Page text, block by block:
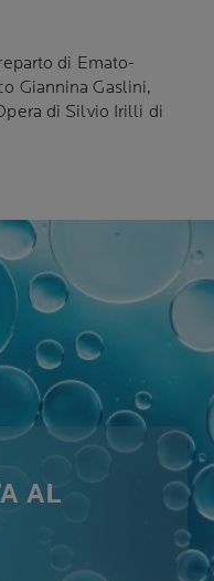
di Emato-
Giannina Gaslini,
di Silvio Irilli di
AL